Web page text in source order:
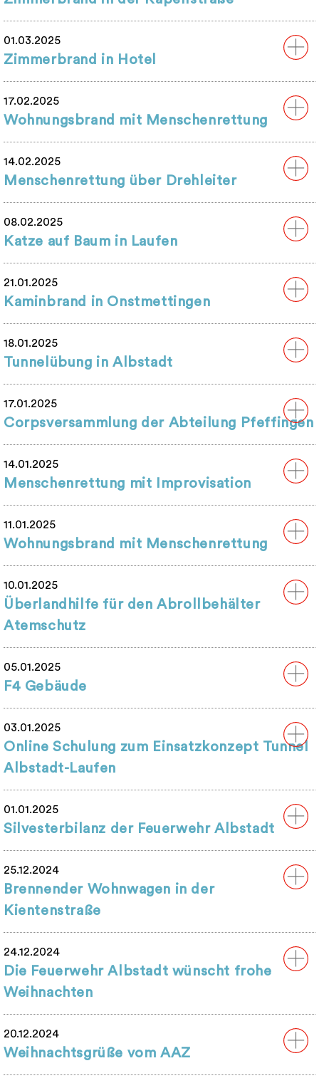
01.03.2025
Zimmerbrand in Hotel
17.02.2025
Wohnungsbrand mit Menschenrettung
14.02.2025
Menschenrettung über Drehleiter
08.02.2025
Katze auf Baum in Laufen
21.01.2025
Kaminbrand in Onstmettingen
18.01.2025
Tunnelübung in Albstadt
17.01.2025
Corpsversammlung der Abteilung Pfeffingen
14.01.2025
Menschenrettung mit Improvisation
11.01.2025
Wohnungsbrand mit Menschenrettung
10.01.2025
Überlandhilfe für den Abrollbehälter
Atemschutz
05.01.2025
F4 Gebäude
03.01.2025
Online Schulung zum Einsatzkonzept Tunnel
Albstadt-Laufen
01.01.2025
Silvesterbilanz der Feuerwehr Albstadt
25.12.2024
Brennender Wohnwagen in der
Kientenstraße
24.12.2024
Die Feuerwehr Albstadt wünscht frohe
Weihnachten
20.12.2024
Weihnachtsgrüße vom AAZ